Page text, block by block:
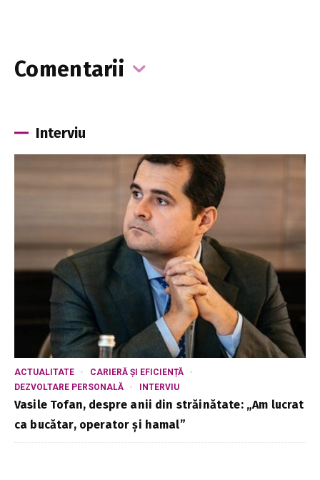
Comentarii
Interviu
ACTUALITATE
CARIERĂ ȘI EFICIENȚĂ
DEZVOLTARE PERSONALĂ
INTERVIU
Vasile Tofan, despre anii din străinătate: „Am lucrat
ca bucătar, operator și hamal”